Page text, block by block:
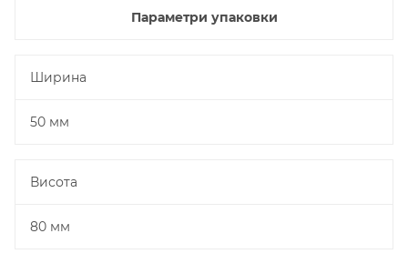
Параметри упаковки
Ширина
50 мм
Висота
80 мм